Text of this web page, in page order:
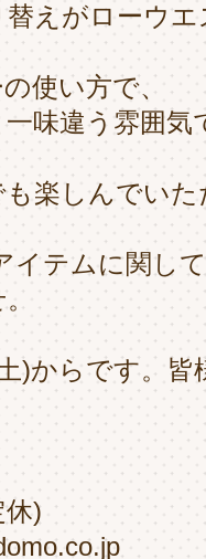
えがローウ
使い方で、
味違う雰囲気
楽しんでい
イテムに関し
)からです。
休)